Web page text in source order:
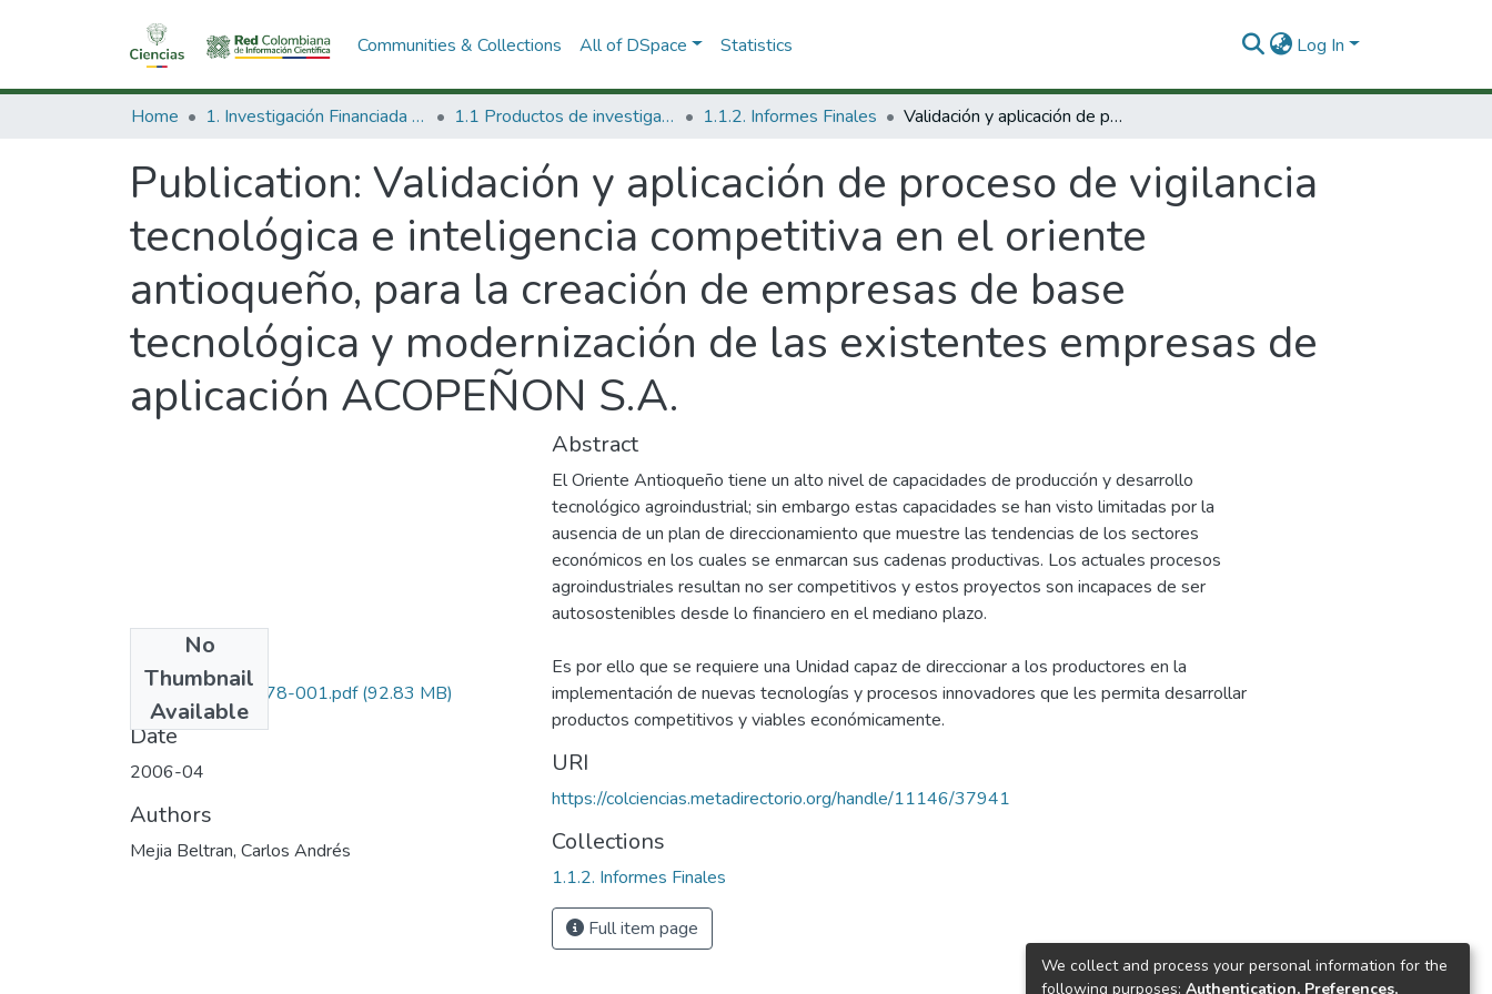
Communities & Collections All of DSpace Statistics Log In
Home 1. Investigación Financiada con Recursos Públicos 1.1 Productos de investigación 1.1.2. Informes Finales Validación y aplicación de proceso de vigilancia tecnológica e inteligencia competitiva en el oriente antioqueño, para la creación de empresas de base tecnológica y modernización de las existentes empresas de aplicación ACOPEÑON S.A.
Publication: Validación y aplicación de proceso de vigilancia
tecnológica e inteligencia competitiva en el oriente
antioqueño, para la creación de empresas de base
tecnológica y modernización de las existentes empresas de
aplicación ACOPEÑON S.A.
No
Thumbnail
Available
3163-21-18278-001.pdf(92.83 MB)
Date
2006-04
Authors
Mejia Beltran, Carlos Andrés
Abstract
El Oriente Antioqueño tiene un alto nivel de capacidades de producción y desarrollo
tecnológico agroindustrial; sin embargo estas capacidades se han visto limitadas por la
ausencia de un plan de direccionamiento que muestre las tendencias de los sectores
económicos en los cuales se enmarcan sus cadenas productivas. Los actuales procesos
agroindustriales resultan no ser competitivos y estos proyectos son incapaces de ser
autosostenibles desde lo financiero en el mediano plazo.
Es por ello que se requiere una Unidad capaz de direccionar a los productores en la
implementación de nuevas tecnologías y procesos innovadores que les permita desarrollar
productos competitivos y viables económicamente.
URI
https://colciencias.metadirectorio.org/handle/11146/37941
Collections
1.1.2. Informes Finales
Full item page
We collect and process your personal information for the
following purposes: Authentication, Preferences,